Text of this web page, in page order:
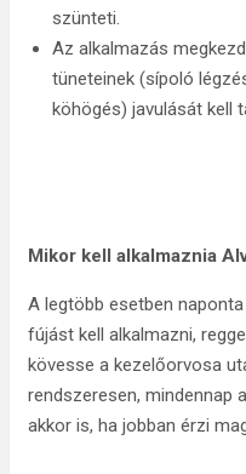
szünteti.
Az alkalmazás
tüneteinek (sípoló
köhögés) javulását kell
Mikor kell alkalmaznia
A legtöbb esetben
fújást kell alkalmazni,
kövesse a kezelőorvosa
rendszeresen, mindennap
akkor is, ha jobban érzi